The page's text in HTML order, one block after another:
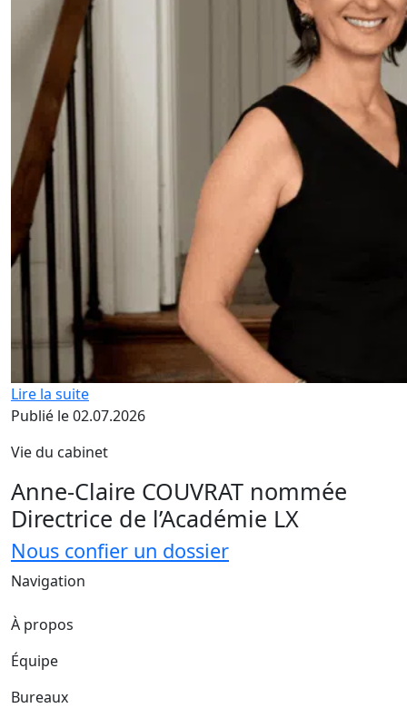
Lire la suite
Publié le 02.07.2026
Vie du cabinet
Anne-Claire COUVRAT nommée
Directrice de l’Académie LX
Nous confier un dossier
Navigation
À propos
Équipe
Bureaux